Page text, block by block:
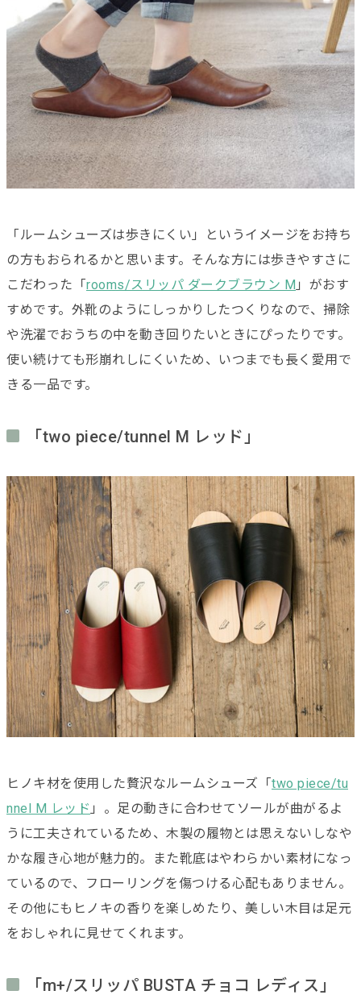
「ルームシューズは歩きにくい」というイメージをお持ち
の方もおられるかと思います。そんな方には歩きやすさに
こだわった「 rooms/スリッパ ダークブラウン M 」がおす
すめです。外靴のようにしっかりしたつくりなので、掃除
や洗濯でおうちの中を動き回りたいときにぴったりです。
使い続けても形崩れしにくいため、いつまでも長く愛用で
きる一品です。
「two piece/tunnel M レッド」
ヒノキ材を使用した贅沢なルームシューズ「two piece/tu
nnel M レッド 」。足の動きに合わせてソールが曲がるよ
うに工夫されているため、木製の履物とは思えないしなや
かな履き心地が魅力的。また靴底はやわらかい素材になっ
ているので、フローリングを傷つける心配もありません。
その他にもヒノキの香りを楽しめたり、美しい木目は足元
をおしゃれに見せてくれます。
「m+/スリッパ BUSTA チョコ レディス」